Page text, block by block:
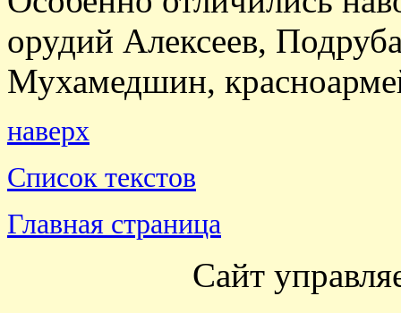
орудий Алексеев,
Мухамедшин,
наверх
Список текстов
Главная страница
Сайт